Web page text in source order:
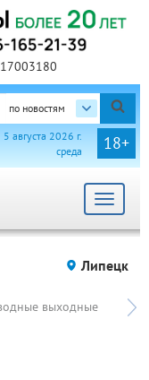
по новостям
18+
5 августа 2026 г.
среда
Toggle
Липецк
выходные